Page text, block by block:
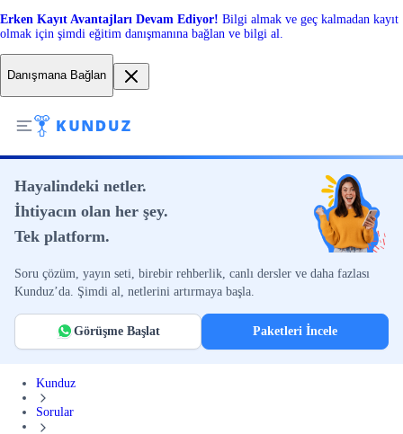
Erken Kayıt Avantajları Devam Ediyor! Bilgi almak ve geç kalmadan kayıt
olmak için şimdi eğitim danışmanına bağlan ve bilgi al.
Danışmana Bağlan
Hayalindeki netler.
İhtiyacın olan her şey.
Tek platform.
Soru çözüm, yayın seti, birebir rehberlik, canlı dersler ve daha fazlası
Kunduz’da. Şimdi al, netlerini artırmaya başla.
Görüşme Başlat Paketleri İncele
Kunduz
Sorular